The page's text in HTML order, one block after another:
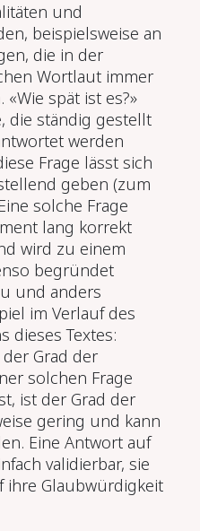
und
beispielsweise an
die in der
Wortlaut immer
spät ist es?»
die ständig gestellt
werden
Frage lässt sich
geben (zum
solche Frage
lang korrekt
wird zu einem
begründet
und anders
im Verlauf des
dieses Textes:
Grad der
solchen Frage
ist der Grad der
gering und kann
Eine Antwort auf
validierbar, sie
ihre Glaubwürdigkeit